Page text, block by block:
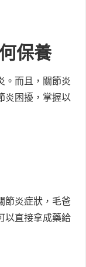
保養
。而且，關節炎
炎困擾，掌握以
節炎症狀，毛爸
以直接拿成藥給